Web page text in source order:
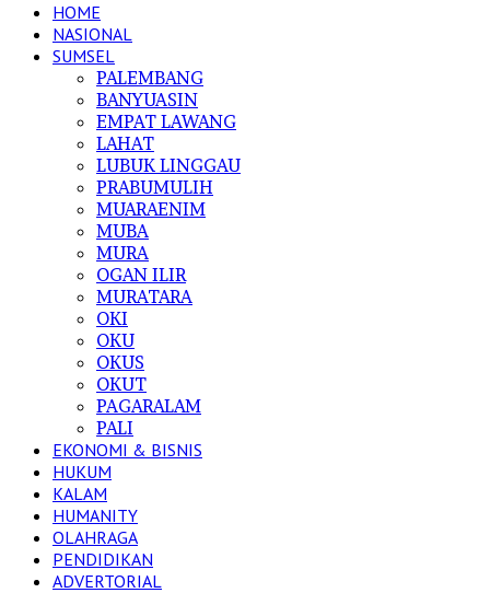
HOME
NASIONAL
SUMSEL
PALEMBANG
BANYUASIN
EMPAT LAWANG
LAHAT
LUBUK LINGGAU
PRABUMULIH
MUARAENIM
MUBA
MURA
OGAN ILIR
MURATARA
OKI
OKU
OKUS
OKUT
PAGARALAM
PALI
EKONOMI & BISNIS
HUKUM
KALAM
HUMANITY
OLAHRAGA
PENDIDIKAN
ADVERTORIAL